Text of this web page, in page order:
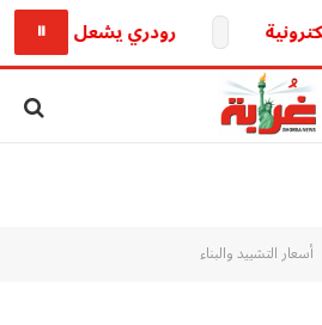
رودري يشعل الميركاتو
⏸
​ ​أسعار التشييد والبناء